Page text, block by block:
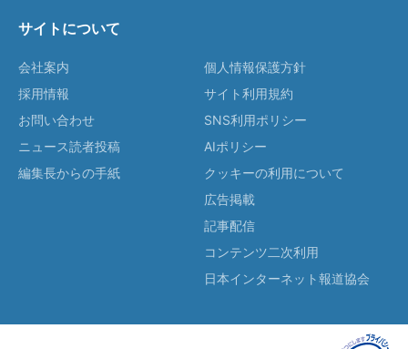
サイトについて
会社案内
採用情報
お問い合わせ
ニュース読者投稿
編集長からの手紙
個人情報保護方針
サイト利用規約
SNS利用ポリシー
AIポリシー
クッキーの利用について
広告掲載
記事配信
コンテンツ二次利用
日本インターネット報道協会